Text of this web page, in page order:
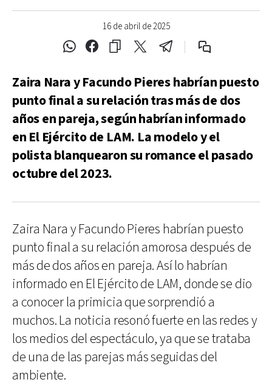
16 de abril de 2025
Zaira Nara y Facundo Pieres habrían puesto
punto final a su relación tras más de dos
años en pareja, según habrían informado
en El Ejército de LAM. La modelo y el
polista blanquearon su romance el pasado
octubre del 2023.
Zaira Nara y Facundo Pieres habrían puesto
punto final a su relación amorosa después de
más de dos años en pareja. Así lo habrían
informado en El Ejército de LAM, donde se dio
a conocer la primicia que sorprendió a
muchos. La noticia resonó fuerte en las redes y
los medios del espectáculo, ya que se trataba
de una de las parejas más seguidas del
ambiente.